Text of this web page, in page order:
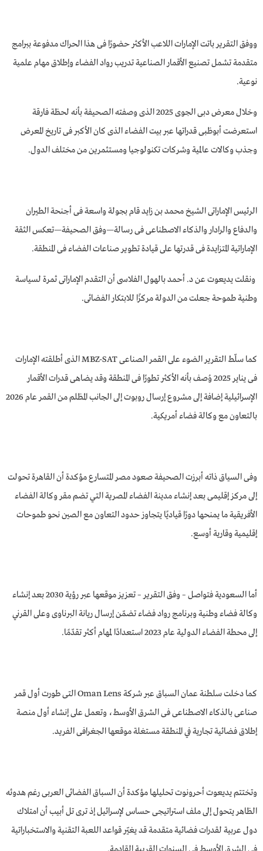
ووفق التقرير باتت الإمارات اللاعب الأكثر حضورًا فى هذا الحراك مدفوعة ببرامج
متقدمة تشمل تصنيع الأقمار الصناعية تدريب رواد الفضاء وإطلاق مهام علمية
نوعية.
وخلال معرض دبى الجوى 2025 الذى وصفته الصحيفة بأنه لحظة فارقة
استعرضت أبوظبى قدراتها عبر بيت الفضاء الذى كان الأكبر فى تاريخ المعرض
وجذب وكالات عالمية وشركات تكنولوجيا ومستثمرين من مختلف الدول.
الرئيس الإماراتى الشيخ محمد بن زايد قام بجولة واسعة فى أجنحة الطيران
والدفاع والرادار والذكاء الاصطناعى فى رسالة—وفق الصحيفة—تعكس الثقة
الإماراتية المتزايدة فى قدرتها على قيادة تطوير صناعات الفضاء فى المنطقة.
ونقلت يديعوت عن د. أحمد بالهول الفلاسى أن التقدم الإماراتى ثمرة لسياسة
وطنية طموحة جعلت من الدولة مركزًا للابتكار الفضائى.
كما سلّط التقرير الضوء على القمر الصناعى MBZ-SAT الذى أطلقته الإمارات
فى يناير 2025 وُصف بأنه الأكثر تطورًا فى المنطقة وقد يضاهى قدرات الأقمار
الإسـرائيـلية إضافة إلى مشروع إرسال روبوت إلى الجانب المظلم من القمر عام 2026
بالتعاون مع وكالة فضاء أمريكية.
وفى السياق ذاته أبرزت الصحيفة صعود مصر المتسارع مؤكدة أن القاهرة تحولت
إلى مركز إقليمى بعد إنشاء مدينة الفضاء المصرية التي تضم مقر وكالة الفضاء
الأفريقية ما يمنحها دورًا قياديًا يتجاوز حدود التعاون مع الصين نحو طموحات
إقليمية وقارية أوسع.
أما السعودية فتواصل – وفق التقرير – تعزيز موقعها عبر رؤية 2030 بعد إنشاء
وكالة فضاء وطنية وبرنامج رواد فضاء تضمّن إرسال ريانة البرناوى وعلى القرني
إلى محطة الفضاء الدولية عام 2023 استعدادًا لمهام أكثر تقدّمًا.
كما دخلت سلطنة عمان السباق عبر شركة Oman Lens التى طورت أول قمر
صناعى بالذكاء الاصطناعى فى الشرق الأوسط، وتعمل على إنشاء أول منصة
إطلاق فضائية تجارية في المنطقة مستغلة موقعها الجغرافى الفريد.
وتختتم يديعوت أحرونوت تحليلها مؤكدة أن السباق الفضائى العربى رغم هدوئه
الظاهر يتحول إلى ملف استراتيجى حساس لإسـرائيـل إذ ترى تل أبيـب أن امتلاك
دول عربية لقدرات فضائية متقدمة قد يغيّر قواعد اللعبة التقنية والاستخباراتية